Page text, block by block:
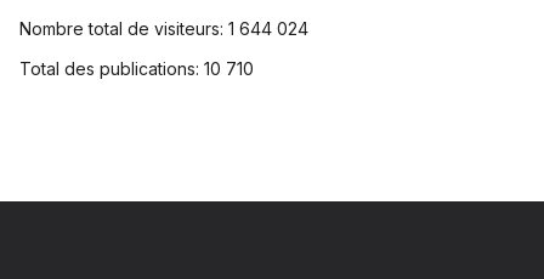
Nombre total de visiteurs: 1 644 024
Total des publications: 10 710